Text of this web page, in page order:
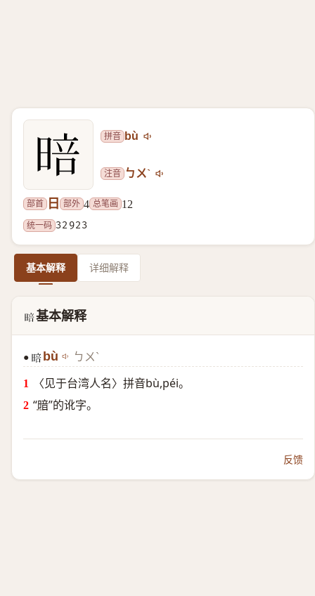
拼音 bù
注音 ㄅㄨˋ
部首 日 部外 4 总笔画 12
统一码 32923
基本解释 详细解释
𲤣基本解释
● 𲤣 bù ㄅㄨˋ
〈见于台湾人名〉拼音bù,péi。
“暗”的讹字。
反馈